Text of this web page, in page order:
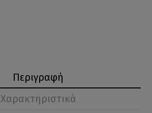
Περιγραφή
Χαρακτηριστικά